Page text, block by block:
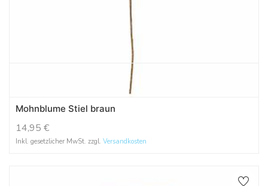
Mohnblume Stiel braun
14,95 €
Inkl. gesetzlicher MwSt. zzgl. Versandkosten